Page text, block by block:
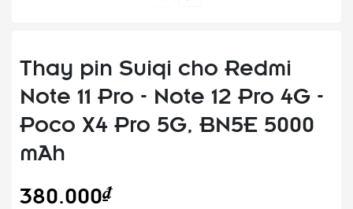
Thay pin Suiqi cho Redmi
Note 11 Pro - Note 12 Pro 4G -
Poco X4 Pro 5G, BN5E 5000
mAh
380.000₫